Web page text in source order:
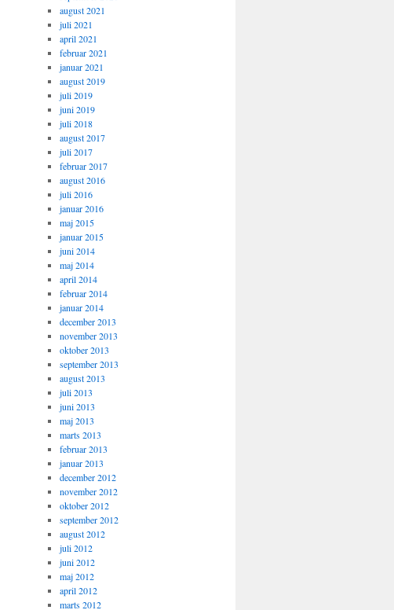
august 2021
juli 2021
april 2021
februar 2021
januar 2021
august 2019
juli 2019
juni 2019
juli 2018
august 2017
juli 2017
februar 2017
august 2016
juli 2016
januar 2016
maj 2015
januar 2015
juni 2014
maj 2014
april 2014
februar 2014
januar 2014
december 2013
november 2013
oktober 2013
september 2013
august 2013
juli 2013
juni 2013
maj 2013
marts 2013
februar 2013
januar 2013
december 2012
november 2012
oktober 2012
september 2012
august 2012
juli 2012
juni 2012
maj 2012
april 2012
marts 2012